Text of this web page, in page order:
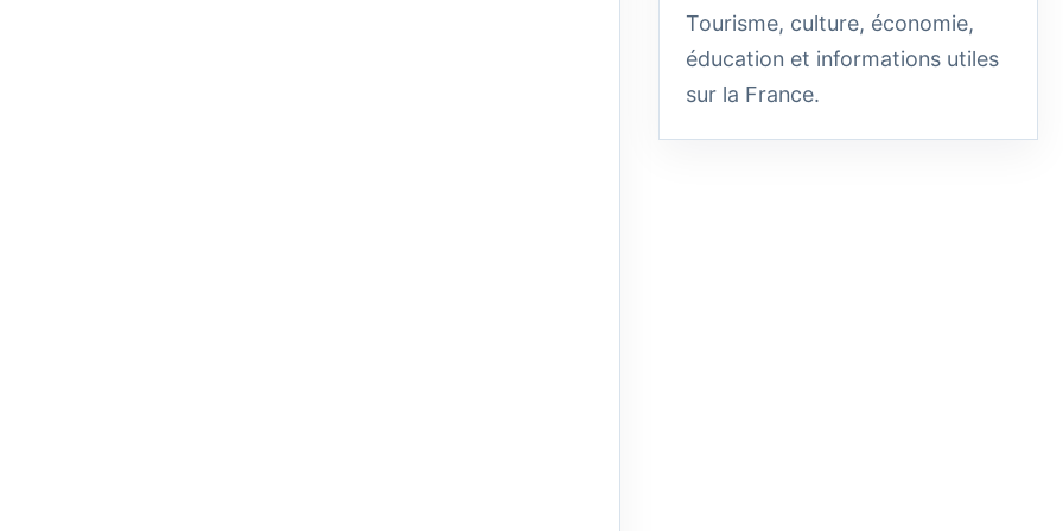
Tourisme, culture, économie,
éducation et informations utiles
sur la France.